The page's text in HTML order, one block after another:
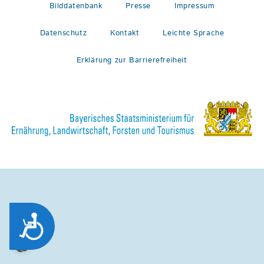
Zug&auml;nglichkeit
Bilddatenbank Presse Impressum
Datenschutz Kontakt Leichte Sprache
Erklärung zur Barrierefreiheit